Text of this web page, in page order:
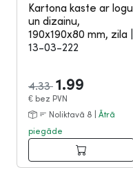
Kartona kaste ar logu
un dizainu,
190x190x80 mm, zila
13-03-222
4.33 1.99
€ bez PVN
Noliktavā 8 | Ātrā
piegāde